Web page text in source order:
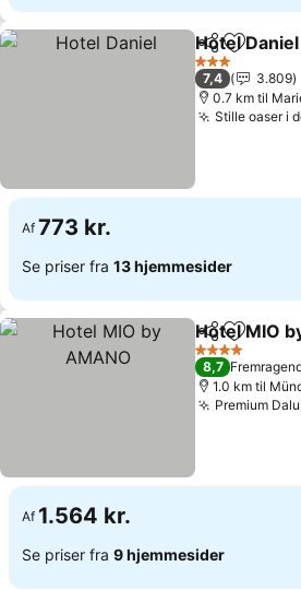
Del Føj til
Hotel Daniel
3 Stjerner
7,4
3.809
0.7 km til
Stille oaser i
Af 773 kr.
Se priser fra 13 hjemmesider
Del Føj til
Hotel MIO
4 Stjerner
8,7
1.0 km til
Premium
Af 1.564 kr.
Se priser fra 9 hjemmesider